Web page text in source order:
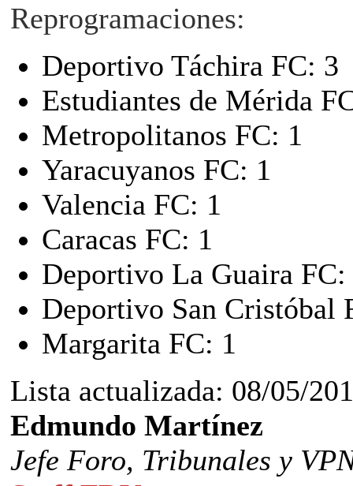
Reprogramaciones:
Deportivo Táchira FC: 3
Estudiantes de Mérida
Metropolitanos FC: 1
Yaracuyanos FC: 1
Valencia FC: 1
Caracas FC: 1
Deportivo La Guaira FC:
Deportivo San Cristóbal
Margarita FC: 1
Lista actualizada: 08/05/
Edmundo Martínez
Jefe Foro, Tribunales y